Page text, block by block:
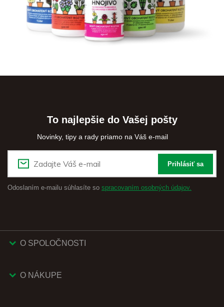
To najlepšie do Vašej pošty
Novinky, tipy a rady priamo na Váš e-mail
Prihlásiť sa
Odoslaním e-mailu súhlasíte so spracovaním osobných údajov.
O SPOLOČNOSTI
O NÁKUPE